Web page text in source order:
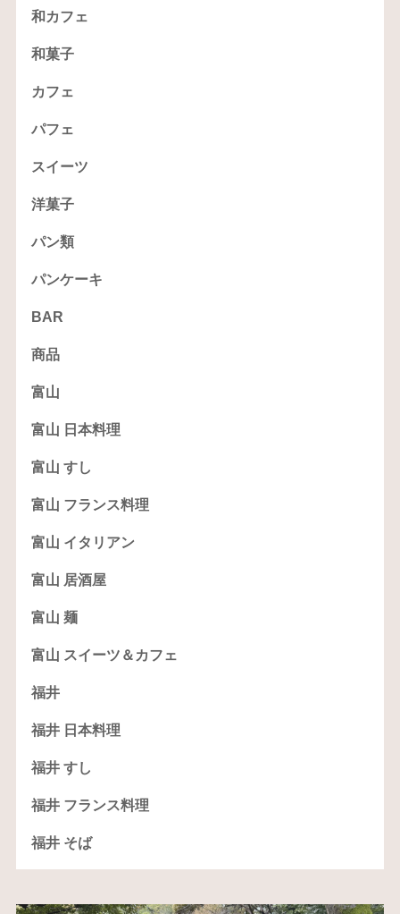
和カフェ
和菓子
カフェ
パフェ
スイーツ
洋菓子
パン類
パンケーキ
BAR
商品
富山
富山 日本料理
富山 すし
富山 フランス料理
富山 イタリアン
富山 居酒屋
富山 麺
富山 スイーツ＆カフェ
福井
福井 日本料理
福井 すし
福井 フランス料理
福井 そば